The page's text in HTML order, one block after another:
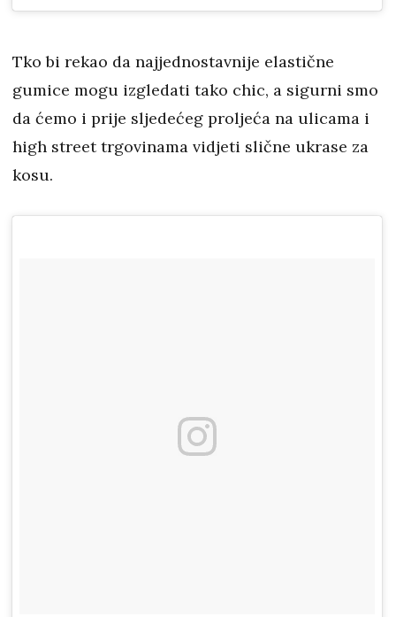
Tko bi rekao da najjednostavnije elastične
gumice mogu izgledati tako chic, a sigurni smo
da ćemo i prije sljedećeg proljeća na ulicama i
high street trgovinama vidjeti slične ukrase za
kosu.